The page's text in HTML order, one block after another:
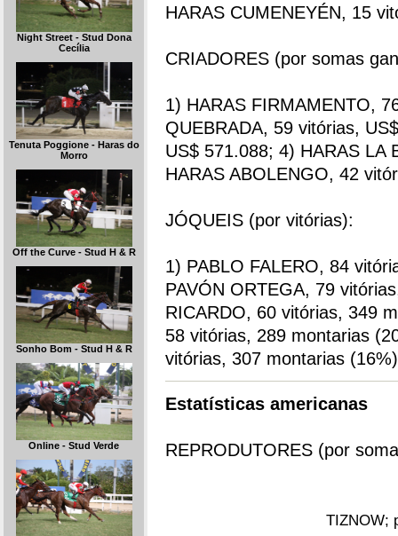
Night Street - Stud Dona
Cecília
Tenuta Poggione - Haras do
Morro
Off the Curve - Stud H & R
Sonho Bom - Stud H & R
Online - Stud Verde
HARAS CUMENEYÉN, 15
CRIADORES (por somas
1) HARAS FIRMAMENTO,
QUEBRADA, 59 vitórias,
US$ 571.088; 4) HARAS LA
HARAS ABOLENGO, 42
JÓQUEIS (por vitórias):
1) PABLO FALERO, 84
PAVÓN ORTEGA, 79
RICARDO, 60 vitórias, 349
58 vitórias, 289 montarias
vitórias, 307 montarias
Estatísticas americanas
REPRODUTORES (por
TIZNOW;